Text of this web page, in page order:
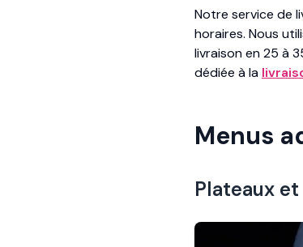
Notre service de
horaires. Nous
livraison en 25 à
dédiée à la
Menus
Plateaux